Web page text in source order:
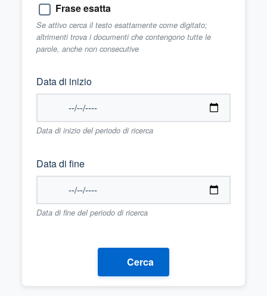
Frase esatta
Se attivo cerca il testo esattamente come digitato;
altrimenti trova i documenti che contengono tutte le
parole, anche non consecutive
Data di inizio
Data di inizio del periodo di ricerca
Data di fine
Data di fine del periodo di ricerca
Cerca